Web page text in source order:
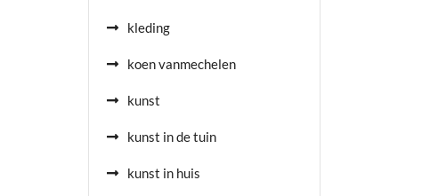
kleding
koen vanmechelen
kunst
kunst in de tuin
kunst in huis